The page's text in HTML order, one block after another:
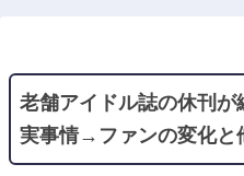
老舗アイドル誌の休刊が
実事情→ファンの変化と